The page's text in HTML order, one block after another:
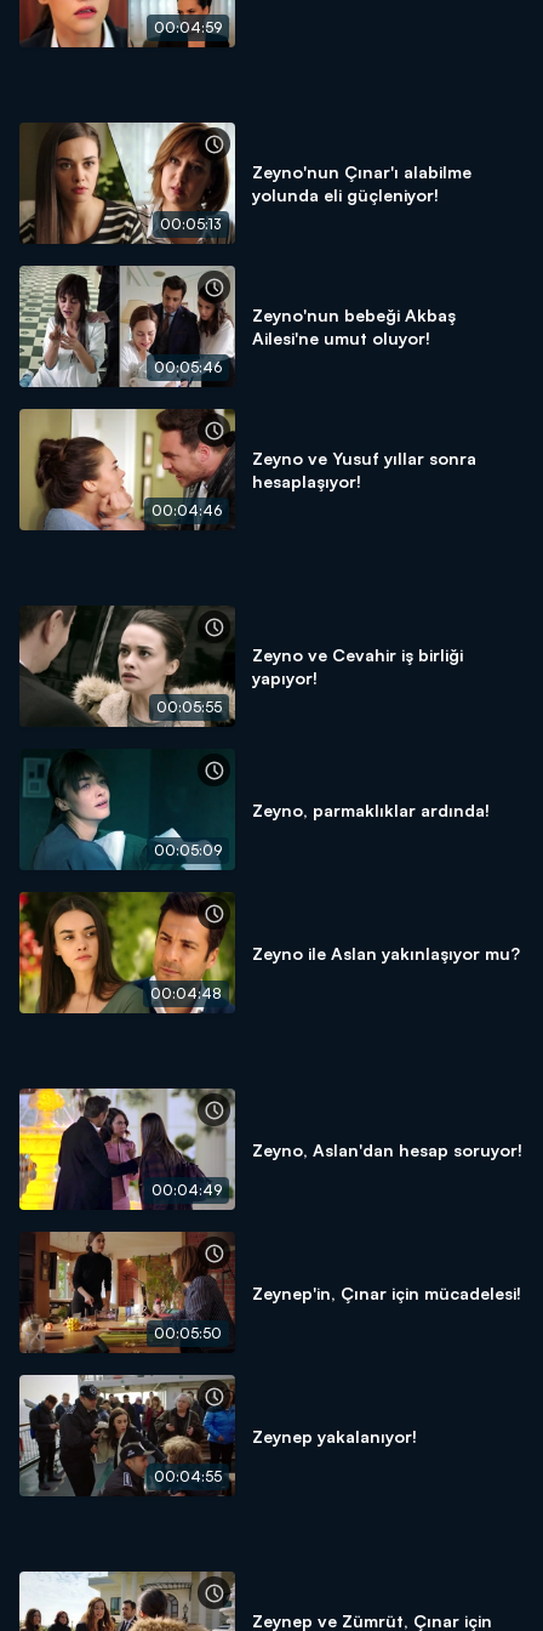
00:04:59
00:05:13
Zeyno'nun Çınar'ı alabilme
yolunda eli güçleniyor!
00:05:46
Zeyno'nun bebeği Akbaş
Ailesi'ne umut oluyor!
00:04:46
Zeyno ve Yusuf yıllar sonra
hesaplaşıyor!
00:05:55
Zeyno ve Cevahir iş birliği
yapıyor!
00:05:09
Zeyno, parmaklıklar ardında!
00:04:48
Zeyno ile Aslan yakınlaşıyor mu?
00:04:49
Zeyno, Aslan'dan hesap soruyor!
00:05:50
Zeynep'in, Çınar için mücadelesi!
00:04:55
Zeynep yakalanıyor!
Zeynep ve Zümrüt, Çınar için